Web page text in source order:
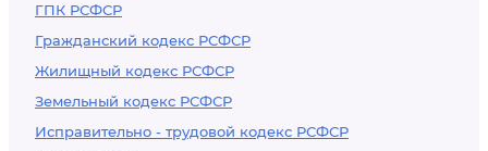
ГПК РСФСР
Гражданский кодекс РСФСР
Жилищный кодекс РСФСР
Земельный кодекс РСФСР
Исправительно - трудовой кодекс РСФСР